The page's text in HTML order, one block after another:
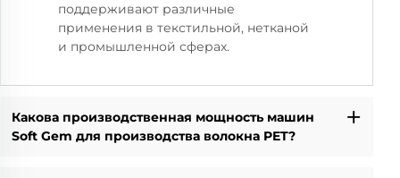
поддерживают различные
применения в текстильной, нетканой
и промышленной сферах.
Какова производственная мощность машин
Soft Gem для производства волокна PET?